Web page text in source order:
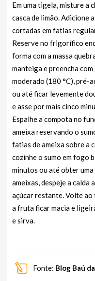
Em uma tigela, misture a
casca de limão. Adicione
cortadas em fatias
Reserve no frigorífico
forma com a massa
manteiga e preencha
moderado (180 °C), pré-
ou até ficar levemente
e asse por mais cinco
Espalhe a compota no
ameixa reservando o
fatias de ameixa sobre a
cozinhe o sumo em fogo
minutos ou até obter
ameixas, despeje a calda
açúcar restante. Volte
a fruta ficar macia e
e sirva.
Fonte: Blog Baú